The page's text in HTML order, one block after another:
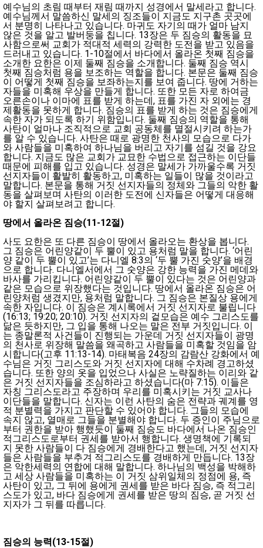
예수님의 초림 때부터 재림 때까지 성경에서 말세라고 합니다.
예수님께서 말씀하신 말세의 징조들이 지금도 지구촌 곳곳에
서 분명히 나타나고 있습니다. 마귀도 자기의 때가 얼마 남지
않은 것을 알고 발버둥을 칩니다. 13장은 두 짐승의 활동을 묘
사함으로써 교회가 적대적 세력의 강력한 도전을 받고 있음을
드러내고 있습니다. 1-10절에서 바다에서 올라온 첫째 짐승을
소개한 요한은 이제 둘째 짐승을 소개합니다. 둘째 짐승 역시
첫째 짐승처럼 용을 보조하는 역할을 합니다. 본문은 둘째 짐승
이 어떻게 첫째 짐승을 보좌하는지를 보여 줍니다. 땅에 거하는
자들을 미혹해 우상을 만들게 합니다. 또한 모든 자로 하여금
오른손이나 이마에 표를 받게 하는데, 표를 가진 자 외에는 경
제활동을 못하게 합니다. 짐승의 표를 받게 하는 것은 짐승에게
속한 자가 되도록 하기 위함입니다. 둘째 짐승의 역할을 통해
사탄이 얼마나 조직적으로 교회 공동체를 멸절시키려 하는가
를 알 수 있습니다. 사탄은 때로 광명한 천사의 모습으로 다가
와 사람들을 미혹하여 하나님을 버리고 자기를 섬길 것을 강요
합니다. 지금도 많은 교회가 교묘한 수법으로 접근하는 이단들
때문에 피해를 입고 있습니다. 성경은 말세가 가까울수록 거짓
선지자들이 활발히 활동하고, 미혹하는 일들이 많을 것이라고
말합니다. 본문을 통해 거짓 선지자들의 정체와 그들의 악한 활
동을 살펴보며 사탄의 이러한 도전에 신자들은 어떻게 대응해
야 할지 살펴보려고 합니다.
땅에서 올라온 짐승(11-12절)
사도 요한은 또 다른 짐승이 땅에서 올라오는 환상을 봅니다.
그 짐승은 어린양같이 두 뿔이 있고 용처럼 말을 합니다. ‘어린
양 같이 두 뿔이 있고’는 다니엘 8:3의 ‘두 뿔 가진 숫양’을 배경
으로 합니다. 다니엘서에서 그 숫양은 강한 능력을 가진 메데와
바사를 가리킵니다. 어린양같이 두 뿔이 있다는 것은 어린양과
같은 모습으로 위장했다는 것입니다. 땅에서 올라온 짐승은 어
린양처럼 생겼지만, 용처럼 말합니다. 그 짐승은 본질상 용에게
속한 자입니다. 이 짐승은 계시록에서 거짓 선지자로 불립니다
(16:13; 19:20; 20:10). 거짓 선지자의 겉모습은 예수 그리스도를
닮은 듯하지만, 그 입을 통해 나오는 말은 전부 거짓입니다. 이
는 종말론적 사건들이 진행되는 가운데 거짓 선지자들이 광명
의 천사로 위장해 말씀을 왜곡하고 사람들을 미혹할 것임을 암
시합니다(고후 11:13-14). 마태복음 24장의 감람산 강화에서 예
수님은 거짓 그리스도와 거짓 선지자에 대해 수차례 경고하셨
습니다. 또한 양의 옷을 입었으나 사실은 노략질하는 이리와 같
은 거짓 선지자들을 조심하라고 하셨습니다(마 7:15). 이들은
자칭 그리스도라고 주장하며 우리를 미혹시키는 거짓 교사나
이단들을 말합니다. 신자는 이런 사탄의 숨은 전략과 궤계를 영
적 분별력을 가지고 판단할 수 있어야 합니다. 그들의 모습에
속지 않고, 열매로 그들을 분별해야 합니다. 두 증인이 주님으로
부터 권한을 받아 행했듯이 둘째 짐승도 바다에서 나온 짐승인
적그리스도로부터 권세를 받아서 행합니다. 생명책에 기록되
지 못한 사람들이 다 짐승에게 경배한다고 했는데, 거짓 선지자
들은 사람들을 부추겨 적그리스도를 경배하게 만듭니다. 13장
은 악한세력의 연합에 대해 말합니다. 하나님의 백성을 박해하
고 세상 사람들을 미혹하는 이 거짓 삼위일체의 정점에 용, 즉
사탄이 있고, 그 뒤에 용에게 권세를 받은 바다 짐승, 즉 적그리
스도가 있고, 바다 짐승에게 권세를 받은 땅의 짐승, 곧 거짓 선
지자가 그 뒤를 따릅니다.
짐승의 능력(13-15절)